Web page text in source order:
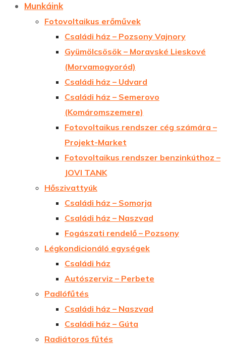
Munkáink
Fotovoltaikus erőművek
Családi ház – Pozsony Vajnory
Gyümölcsösök – Moravské Lieskové
(Morvamogyoród)
Családi ház – Udvard
Családi ház – Semerovo
(Komáromszemere)
Fotovoltaikus rendszer cég számára –
Projekt-Market
Fotovoltaikus rendszer benzinkúthoz –
JOVI TANK
Hőszivattyúk
Családi ház – Somorja
Családi ház – Naszvad
Fogászati rendelő – Pozsony
Légkondicionáló egységek
Családi ház
Autószerviz – Perbete
Padlófűtés
Családi ház – Naszvad
Családi ház – Gúta
Radiátoros fűtés